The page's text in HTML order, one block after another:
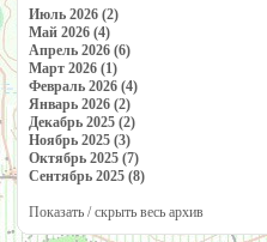
Июль 2026 (2)
Май 2026 (4)
Апрель 2026 (6)
Март 2026 (1)
Февраль 2026 (4)
Январь 2026 (2)
Декабрь 2025 (2)
Ноябрь 2025 (3)
Октябрь 2025 (7)
Сентябрь 2025 (8)
Показать / скрыть весь архив